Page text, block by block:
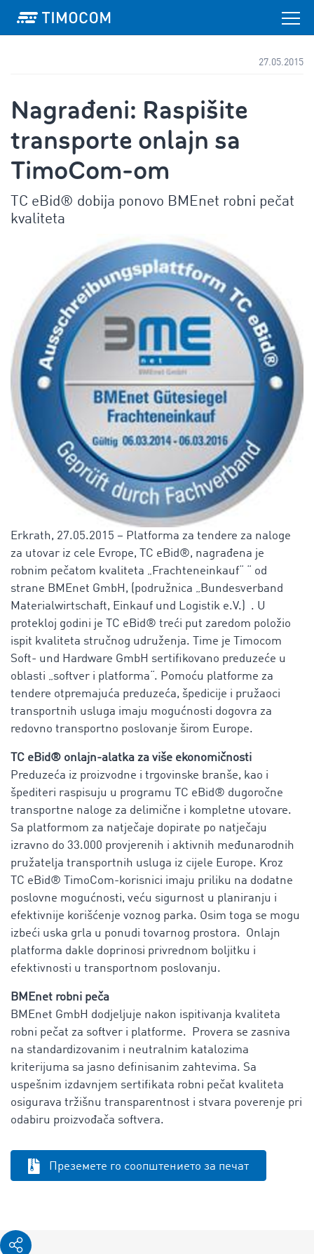
27.05.2015
Nagrađeni: Raspišite
transporte onlajn sa
TimoCom-om
TC eBid® dobija ponovo BMEnet robni pečat
kvaliteta
Erkrath, 27.05.2015 – Platforma za tendere za naloge
za utovar iz cele Evrope,
TC eBid®, nagrađena je
robnim pečatom kvaliteta „Frachteneinkauf“ “ od
strane BMEnet GmbH, (podružnica „Bundesverband
Materialwirtschaft, Einkauf und Logistik e.V.) . U
protekloj godini je
TC eBid® treći put zaredom položio
ispit kvaliteta stručnog udruženja. Time je Timocom
Soft- und Hardware GmbH sertifikovano preduzeće u
oblasti „softver i platforma“. Pomoću platforme za
tendere otpremajuća preduzeća, špedicije i pružaoci
transportnih usluga imaju mogućnosti dogovra za
redovno transportno poslovanje širom Europe.
TC eBid® onlajn-alatka za više ekonomičnosti
Preduzeća iz proizvodne i trgovinske branše, kao i
špediteri raspisuju u programu
TC eBid® dugoročne
transportne naloge za delimične i kompletne utovare.
Sa platformom za natječaje dopirate po natječaju
izravno do 33.000 provjerenih i aktivnih međunarodnih
pružatelja transportnih usluga iz cijele Europe. Kroz
TC eBid® TimoCom-korisnici imaju priliku na dodatne
poslovne mogućnosti, veću sigurnost u planiranju i
efektivnije korišćenje voznog parka. Osim toga se mogu
izbeći uska grla u ponudi tovarnog prostora. Onlajn
platforma dakle doprinosi privrednom boljitku i
efektivnosti u transportnom poslovanju.
BMEnet robni peča
BMEnet GmbH dodjeljuje nakon ispitivanja kvaliteta
robni pečat za softver i platforme. Provera se zasniva
na standardizovanim i neutralnim katalozima
kriterijuma sa jasno definisanim zahtevima. Sa
uspešnim izdavnjem sertifikata robni pečat kvaliteta
osigurava tržišnu transparentnost i stvara poverenje pri
odabiru proizvođača softvera.
Преземете го соопштението за печат